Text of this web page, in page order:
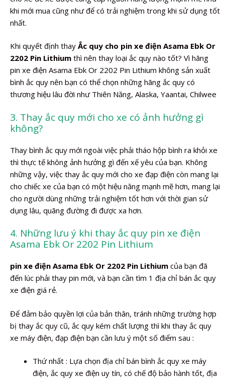
khi mới mua cũng như để có trải nghiệm trong khi sử dụng tốt
nhất.
Khi quyết định thay Ắc quy cho pin xe điện Asama Ebk Or
2202 Pin Lithium thì nên thay loại ắc quy nào tốt? Vì hãng
pin xe điện Asama Ebk Or 2202 Pin Lithium không sản xuất
bình ắc quy nên bạn có thể chọn những hãng ắc quy có
thương hiệu lâu đời như Thiên Năng, Alaska, Yaantai, Chilwee
3. Thay ắc quy mới cho xe có ảnh hưởng gì
không?
Thay bình ắc quy mới ngoài việc phải tháo hộp bình ra khỏi xe
thì thực tế không ảnh hưởng gì đến xế yêu của bạn. Không
những vậy, việc thay ắc quy mới cho xe đạp điện còn mang lại
cho chiếc xe của bạn có một hiệu năng mạnh mẽ hơn, mang lại
cho người dùng những trải nghiệm tốt hơn với thời gian sử
dụng lâu, quãng đường đi được xa hơn.
4. Những lưu ý khi thay ắc quy pin xe điện
Asama Ebk Or 2202 Pin Lithium
pin xe điện Asama Ebk Or 2202 Pin Lithium của bạn đã
đến lúc phải thay pin mới, và bạn cần tìm 1 địa chỉ bán ắc quy
xe điện giá rẻ.
Để đảm bảo quyền lợi của bản thân, tránh những trường hợp
bị thay ắc quy cũ, ắc quy kém chất lượng thì khi thay ắc quy
xe máy điện, đạp điện bạn cần lưu ý một số điểm sau :
Thứ nhất : Lựa chọn địa chỉ bán bình ắc quy xe máy
điện, ắc quy xe điện uy tín, có chế độ bảo hành tốt, địa